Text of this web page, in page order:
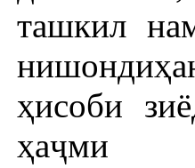
ташкил
ҳисоби
ҳаҷми